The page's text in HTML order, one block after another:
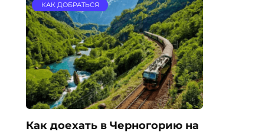
КАК ДОБРАТЬСЯ
Как доехать в Черногорию на